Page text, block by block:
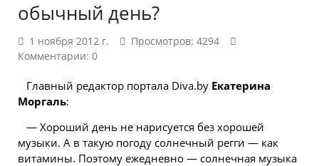
обычный день?
1 ноября 2012 г.
Просмотров: 4294
Комментарии: 0
Главный редактор портала Diva.by Екатерина
Моргаль:
— Хороший день не нарисуется без хорошей
музыки. А в такую погоду солнечный регги — как
витамины. Поэтому ежедневно — солнечная музыка